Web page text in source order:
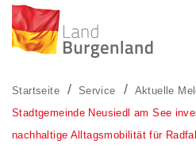
Startseite Service
Aktuelle
Stadtgemeinde Neusiedl am See
nachhaltige Alltagsmobilität für